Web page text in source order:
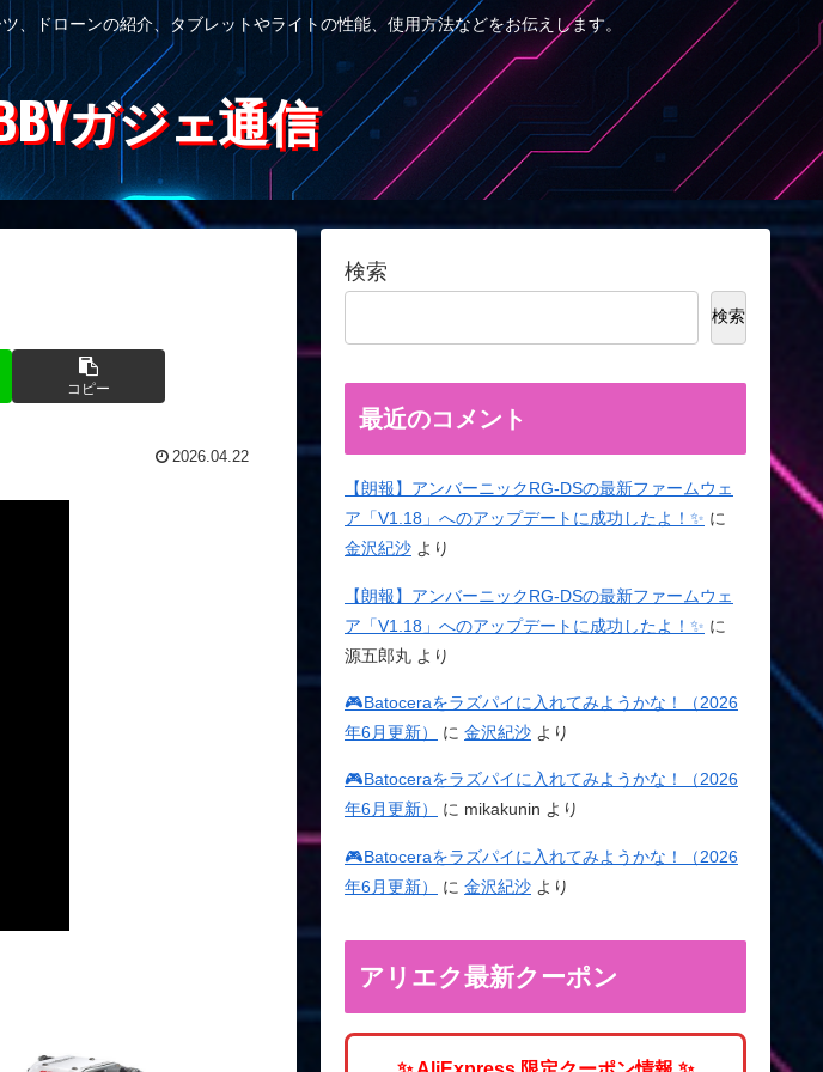
ドローンの紹介、タブレットやライトの性能、使用方法などをお伝えします。
ガジェ通信
コピー
2026.04.22
検索
検索
最近のコメント
【朗報】アンバーニックRG-DSの最新ファームウェ
ア「V1.18」へのアップデートに成功したよ！✨ に
金沢紀沙 より
【朗報】アンバーニックRG-DSの最新ファームウェ
ア「V1.18」へのアップデートに成功したよ！✨ に
源五郎丸 より
🎮Batoceraをラズパイに入れてみようかな！（2026
年6月更新）
に 金沢紀沙 より
🎮Batoceraをラズパイに入れてみようかな！（2026
年6月更新）
に mikakunin より
🎮Batoceraをラズパイに入れてみようかな！（2026
年6月更新）
に 金沢紀沙 より
アリエク最新クーポン